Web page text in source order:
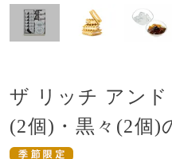
ザ リッチ アンド
(2個)・黒々(2個)